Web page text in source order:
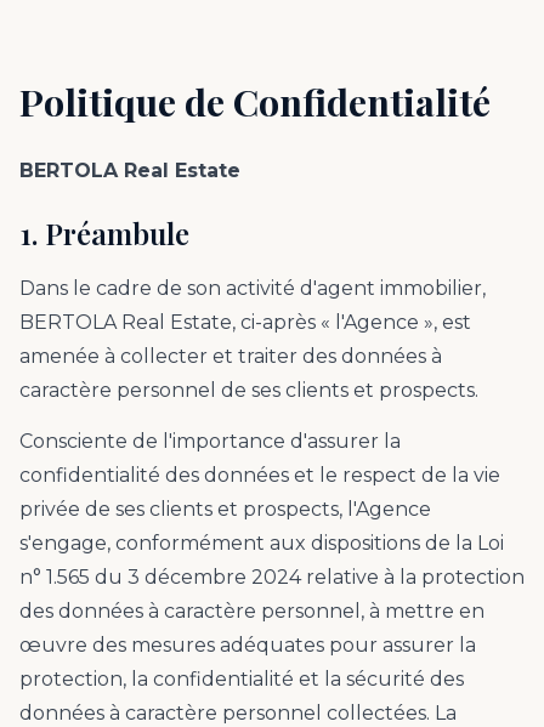
Politique de Confidentialité
BERTOLA Real Estate
1. Préambule
Dans le cadre de son activité d'agent immobilier,
BERTOLA Real Estate, ci-après « l'Agence », est
amenée à collecter et traiter des données à
caractère personnel de ses clients et prospects.
Consciente de l'importance d'assurer la
confidentialité des données et le respect de la vie
privée de ses clients et prospects, l'Agence
s'engage, conformément aux dispositions de la Loi
n° 1.565 du 3 décembre 2024 relative à la protection
des données à caractère personnel, à mettre en
œuvre des mesures adéquates pour assurer la
protection, la confidentialité et la sécurité des
données à caractère personnel collectées. La